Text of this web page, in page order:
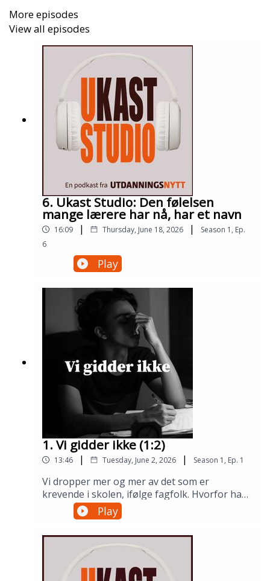
More episodes
View all episodes
6. Ukast Studio: Den følelsen
mange lærere har nå, har et navn
16:09 | Thursday, June 18, 2026 | Season 1 , Ep.
6
Play
1. Vi gidder ikke (1:2)
13:46 | Tuesday, June 2, 2026 | Season 1 , Ep. 1
Vi dropper mer og mer av det som er
krevende i skolen, ifølge fagfolk. Hvorfor har
det blitt sånn, og hva gjør det med hodet
Play